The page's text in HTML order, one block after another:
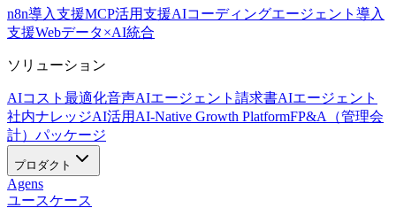
n8n導入支援MCP活用支援AIコーディングエージェント導入
支援Webデータ×AI統合
ソリューション
AIコスト最適化音声AIエージェント 請求書AIエージェント
社内ナレッジAI活用 AI-Native Growth PlatformFP&A（管理会
計）パッケージ
プロダクト
Agens
ユースケース